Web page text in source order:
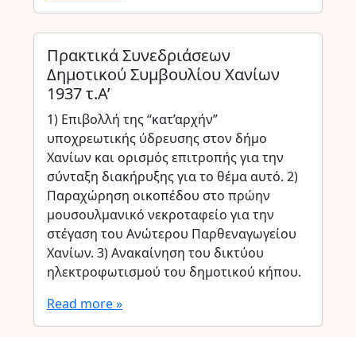
Πρακτικά Συνεδριάσεων
Δημοτικού Συμβουλίου Χανίων
1937 τ.Α’
1) Επιβολλή της “κατ’αρχήν”
υποχρεωτικής ύδρευσης στον δήμο
Χανίων και ορισμός επιτροπής για την
σύνταξη διακήρυξης για το θέμα αυτό. 2)
Παραχώρηση οικοπέδου στο πρώην
μουσουλμανικό νεκροταφείο για την
στέγαση του Ανώτερου Παρθεναγωγείου
Χανίων. 3) Ανακαίνηση του δικτύου
ηλεκτροφωτισμού του δημοτικού κήπου.
Read more »